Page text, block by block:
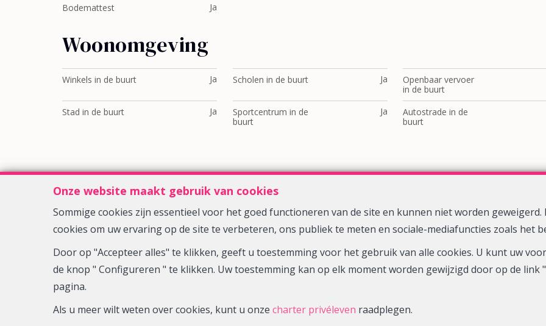
Bodemattest Ja
Woonomgeving
Winkels in de buurt Ja Scholen in de buurt Ja
Openbaar vervoer
in de buurt
Stad in de buurt
Ja
Sportcentrum in de
buurt
Ja
Autostrade in de
buurt
Onze website maakt gebruik van cookies
Sommige cookies zijn essentieel voor het goed functioneren van de site en kunnen niet worden
cookies om uw ervaring op de site te verbeteren, ons publiek te meten en sociale-mediafuncties zoals het
Door op "Accepteer alles" te klikken, geeft u toestemming voor het gebruik van alle cookies. U kunt uw
de knop " Configureren " te klikken. Uw toestemming kan op elk moment worden gewijzigd door op de
pagina.
Als u meer wilt weten over cookies, kunt u onze charter privéleven raadplegen.
VPimmo —Rue de la Croisette 13—5310 Eghezee
TEL. 0476386694 — pauline@vpimmo.be
Luxemburgstraat, 16B - 1000 Brussel (+32 2 505 38 50 - info@biv.be) -